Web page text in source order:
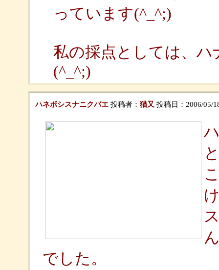
っています(^_^;)
私の採点としては、ハ
(^_^;)
ハネボシスナニクバエ投稿者： 猫又 投稿日：2006/05/
でした。